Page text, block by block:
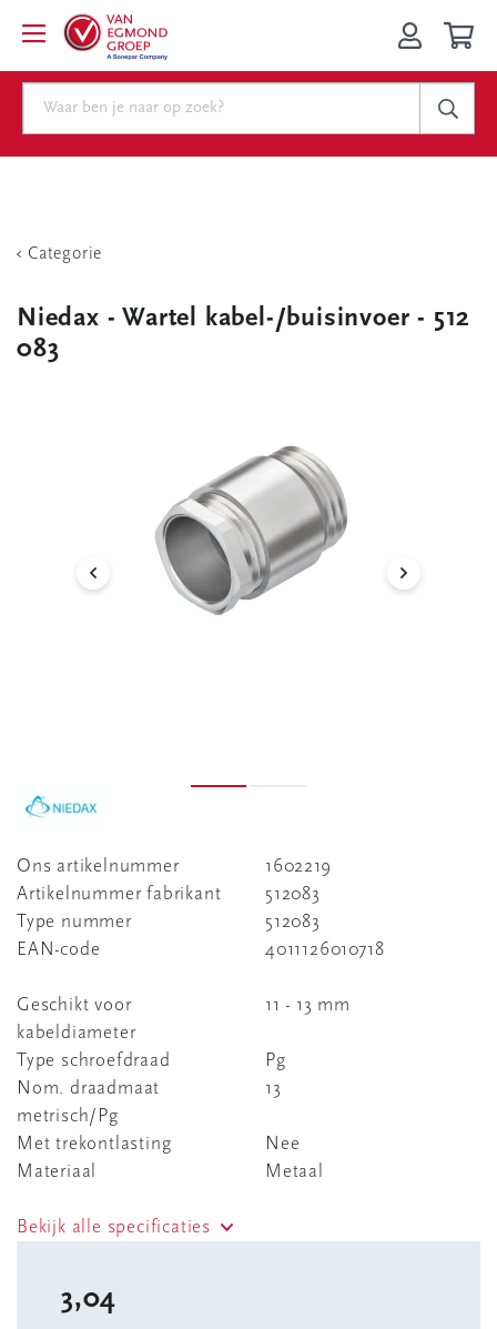
Categorie
Niedax - Wartel kabel-/buisinvoer - 512
083
Ons artikelnummer
1602219
Artikelnummer fabrikant
512083
Type nummer
512083
EAN-code
4011126010718
Geschikt voor
kabeldiameter
11 - 13 mm
Type schroefdraad
Pg
Nom. draadmaat
metrisch/Pg
13
Met trekontlasting
Nee
Materiaal
Metaal
Bekijk alle specificaties
3,04